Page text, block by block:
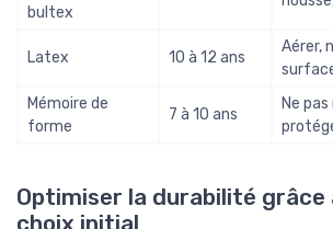
bultex
Latex 10 à 12 ans
Aérer,
Mémoire de
forme
7 à 10 ans
Ne
Optimiser la durabilité grâce
choix initial